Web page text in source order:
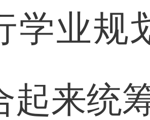
学业规
起来统